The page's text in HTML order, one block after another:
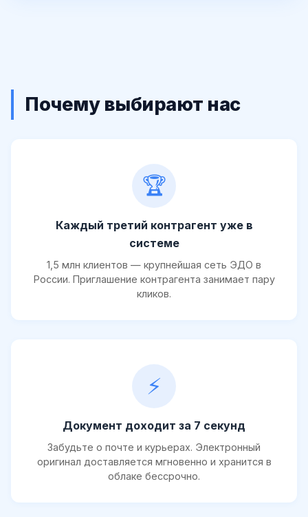
Почему выбирают нас
🏆
Каждый третий контрагент уже в
системе
1,5 млн клиентов — крупнейшая сеть ЭДО в
России. Приглашение контрагента занимает пару
кликов.
⚡
Документ доходит за 7 секунд
Забудьте о почте и курьерах. Электронный
оригинал доставляется мгновенно и хранится в
облаке бессрочно.